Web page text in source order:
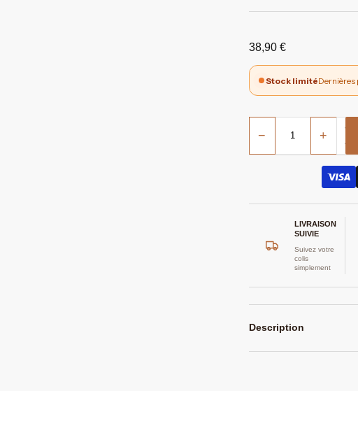
38,90 €
Stock limitéDernières
− +
LIVRAISON
SUIVIE
Suivez votre
colis
simplement
Description